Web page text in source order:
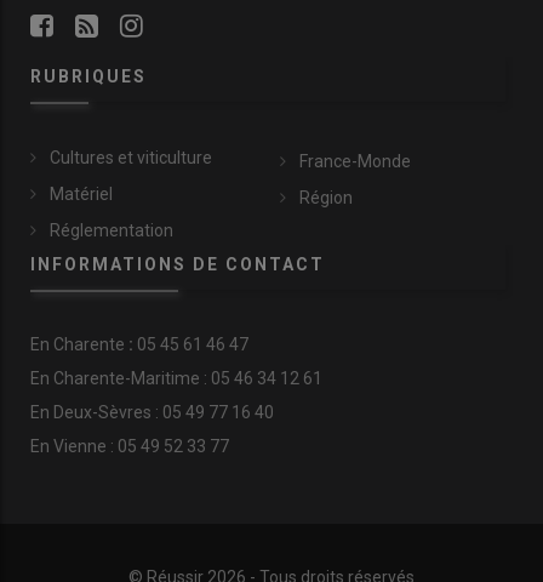
RUBRIQUES
Cultures et viticulture
Matériel
Réglementation
France-Monde
Région
INFORMATIONS DE CONTACT
En Charente : 05 45 61 46 47
En Charente-Maritime : 05 46 34 12 61
En Deux-Sèvres : 05 49 77 16 40
En Vienne : 05 49 52 33 77
© Réussir 2026 - Tous droits réservés